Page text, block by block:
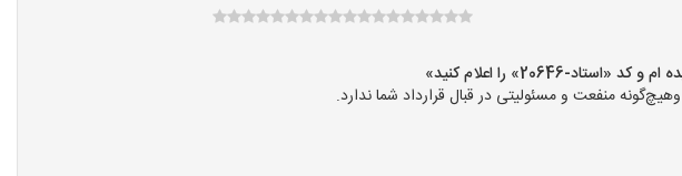
را اعلام کنید»
منفعت و مسئولیتی در قبال قرارداد شما ندارد.